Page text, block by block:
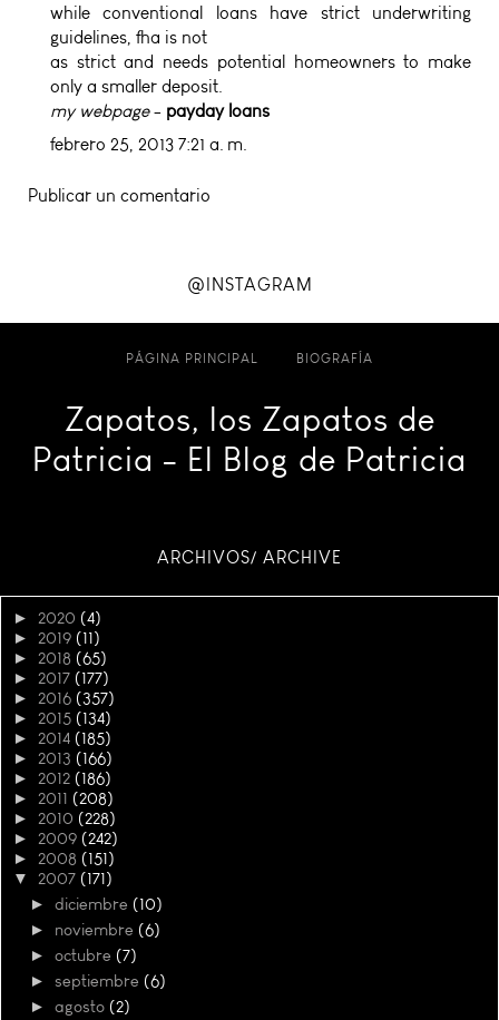
while conventional loans have strict underwriting
guidelines, fha is not
as strict and needs potential homeowners to make
only a smaller deposit.
my webpage- payday loans
febrero 25, 2013 7:21 a. m.
Publicar un comentario
@INSTAGRAM
PÁGINA PRINCIPAL BIOGRAFÍA
Zapatos, los Zapatos de
Patricia - El Blog de Patricia
ARCHIVOS/ ARCHIVE
► 2020 (4)
► 2019 (11)
► 2018 (65)
► 2017 (177)
► 2016 (357)
► 2015 (134)
► 2014 (185)
► 2013 (166)
► 2012 (186)
► 2011 (208)
► 2010 (228)
► 2009 (242)
► 2008 (151)
▼ 2007 (171)
► diciembre (10)
► noviembre (6)
► octubre (7)
► septiembre (6)
► agosto (2)